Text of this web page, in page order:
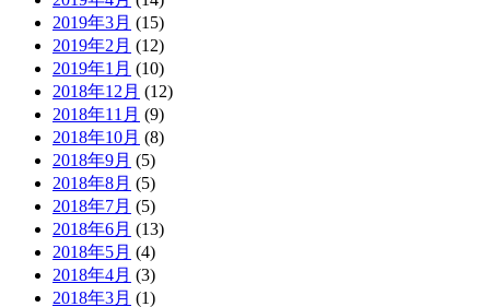
2019年3月 (15)
2019年2月 (12)
2019年1月 (10)
2018年12月 (12)
2018年11月 (9)
2018年10月 (8)
2018年9月 (5)
2018年8月 (5)
2018年7月 (5)
2018年6月 (13)
2018年5月 (4)
2018年4月 (3)
2018年3月 (1)